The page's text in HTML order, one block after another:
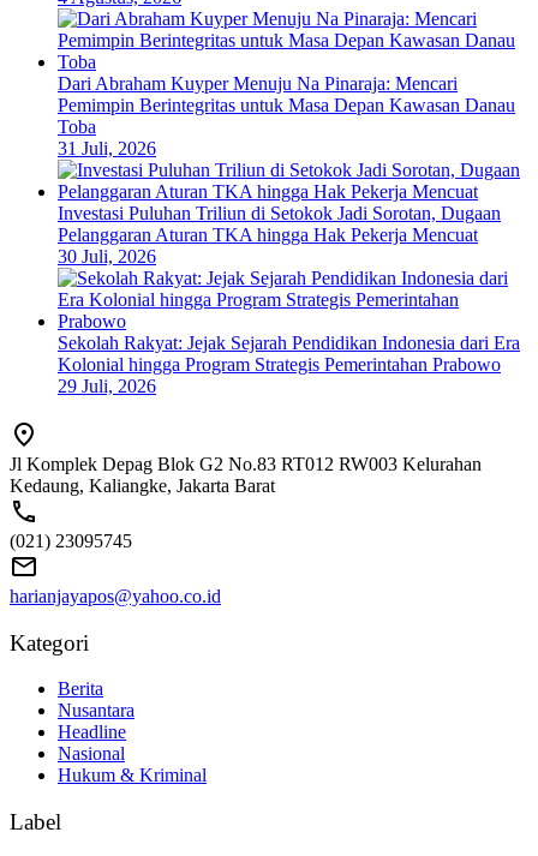
Dari Abraham Kuyper Menuju Na Pinaraja: Mencari
Pemimpin Berintegritas untuk Masa Depan Kawasan Danau
Toba
31 Juli, 2026
Investasi Puluhan Triliun di Setokok Jadi Sorotan, Dugaan
Pelanggaran Aturan TKA hingga Hak Pekerja Mencuat
30 Juli, 2026
Sekolah Rakyat: Jejak Sejarah Pendidikan Indonesia dari Era
Kolonial hingga Program Strategis Pemerintahan Prabowo
29 Juli, 2026
Jl Komplek Depag Blok G2 No.83 RT012 RW003 Kelurahan
Kedaung, Kaliangke, Jakarta Barat
(021) 23095745
harianjayapos@yahoo.co.id
Kategori
Berita
Nusantara
Headline
Nasional
Hukum & Kriminal
Label